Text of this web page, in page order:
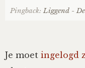
Pingback:Liggend - De
Je moet ingelogd